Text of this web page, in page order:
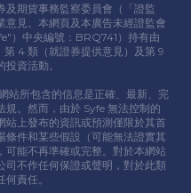
及期貨事務監察委員會（「證監
⾒。本網頁及本廣告未經證監會
）中央編號：BRQ741）持有由
4 類（就證券提供意⾒）及第 9
資活動。
站所包含的信息是正確、最新、完
。然⽽，由於 Syfe 無法控制的
站上發布的資訊或預測僅限於其⾸
條件和某些假設（可能無法證實其
可能不再準確或完整。對於本網站
司不作任何保證或聲明，對於此類
責任。